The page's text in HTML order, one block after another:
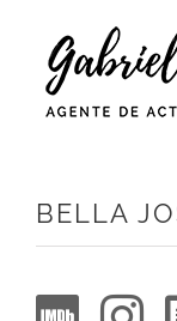
contenido
BELLA